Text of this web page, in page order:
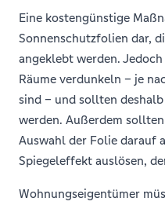
Eine kostengünstige
Sonnenschutzfolien dar,
angeklebt werden.
Räume verdunkeln – je
sind – und sollten
werden. Außerdem
Auswahl der Folie darauf
Spiegeleffekt auslösen,
Wohnungseigentümer